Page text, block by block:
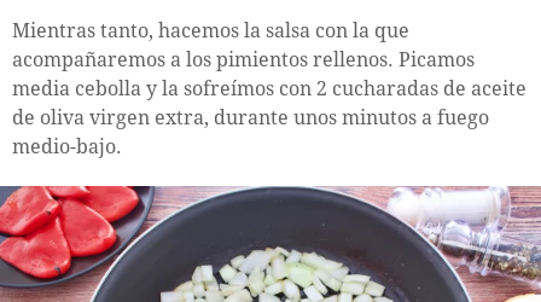
Mientras tanto, hacemos la salsa con la que
acompañaremos a los pimientos rellenos. Picamos
media cebolla y la sofreímos con 2 cucharadas de aceite
de oliva virgen extra, durante unos minutos a fuego
medio-bajo.